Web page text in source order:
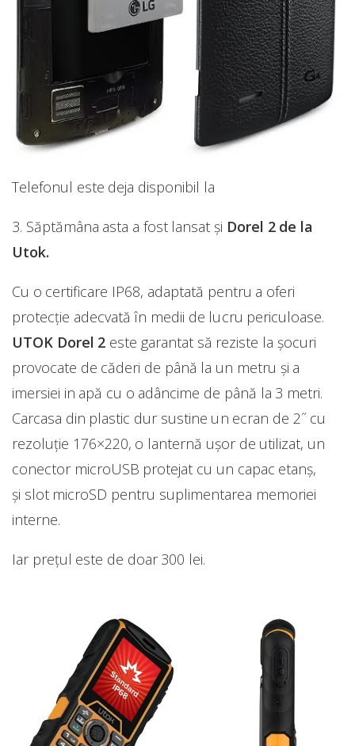
Telefonul este deja disponibil la
3. Săptămâna asta a fost lansat și Dorel 2 de la
Utok.
Cu o certificare IP68, adaptată pentru a oferi
protecţie adecvată în medii de lucru periculoase.
UTOK Dorel 2 este garantat să reziste la şocuri
provocate de căderi de până la un metru şi a
imersiei in apă cu o adâncime de până la 3 metri.
Carcasa din plastic dur sustine un ecran de 2˝ cu
rezoluţie 176×220, o lanternă uşor de utilizat, un
conector microUSB protejat cu un capac etanş,
și slot microSD pentru suplimentarea memoriei
interne.
Iar prețul este de doar 300 lei.